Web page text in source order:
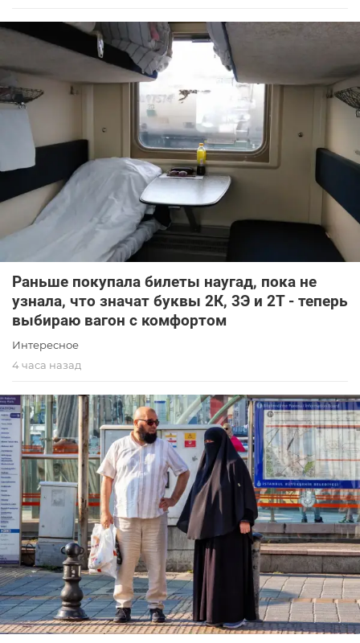
Раньше покупала билеты наугад, пока не
узнала, что значат буквы 2К, 3Э и 2Т - теперь
выбираю вагон с комфортом
Интересное
4 часа назад